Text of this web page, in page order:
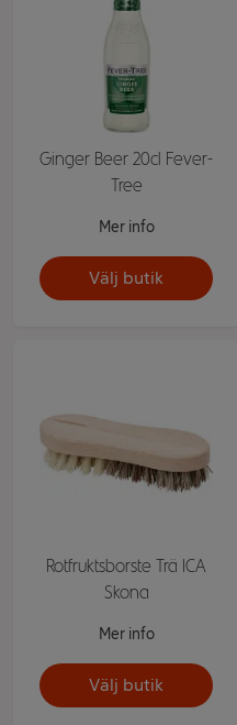
Ginger Beer 20cl Fever-
Tree
Mer info
Välj butik
Rotfruktsborste Trä ICA
Skona
Mer info
Välj butik